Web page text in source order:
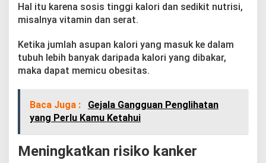
Hal itu karena sosis tinggi kalori dan sedikit nutrisi,
misalnya vitamin dan serat.
Ketika jumlah asupan kalori yang masuk ke dalam
tubuh lebih banyak daripada kalori yang dibakar,
maka dapat memicu obesitas.
Baca Juga :
Gejala Gangguan Penglihatan
yang Perlu Kamu Ketahui
Meningkatkan risiko kanker